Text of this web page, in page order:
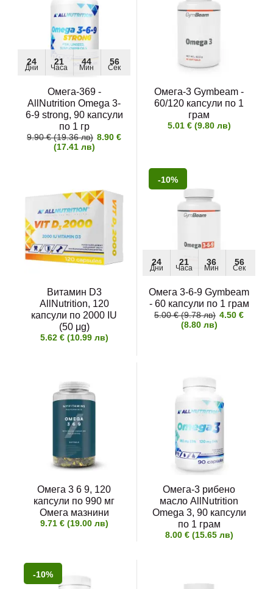
24
Дни
21
Часа
44
Мин
54
Сек
Омега-369 -
AllNutrition Omega 3-
6-9 strong, 90 капсули
по 1 гр
9.90 € (19.36 лв) 8.90 €
(17.41 лв)
Омега-3 Gymbeam -
60/120 капсули по 1
грам
5.01 € (9.80 лв)
Витамин D3
AllNutrition, 120
капсули по 2000 IU
(50 μg)
5.62 € (10.99 лв)
-10%
24
Дни
21
Часа
36
Мин
54
Сек
Омега 3-6-9 Gymbeam
- 60 капсули по 1 грам
5.00 € (9.78 лв) 4.50 €
(8.80 лв)
Омега 3 6 9, 120
капсули по 990 мг
Омега мазнини
9.71 € (19.00 лв)
Омега-3 рибено
масло AllNutrition
Omega 3, 90 капсули
по 1 грам
8.00 € (15.65 лв)
-10%